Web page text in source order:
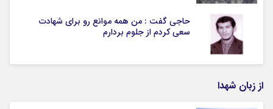
حاجی گفت : من همه موانع رو برای شهادت
سعی کردم از جلوم بردارم
از زبان شهدا